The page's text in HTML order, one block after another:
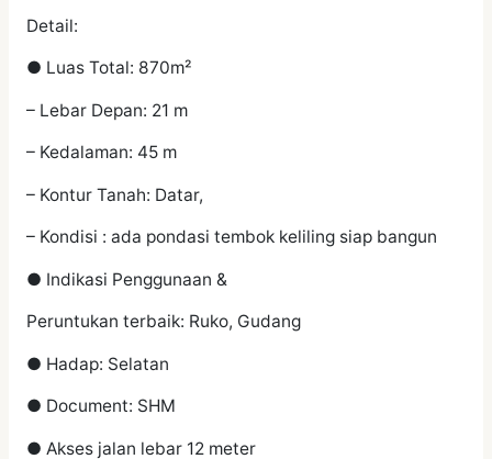
Detail:
● Luas Total: 870m²
– Lebar Depan: 21 m
– Kedalaman: 45 m
– Kontur Tanah: Datar,
– Kondisi : ada pondasi tembok keliling siap bangun
● Indikasi Penggunaan &
Peruntukan terbaik: Ruko, Gudang
● Hadap: Selatan
● Document: SHM
● Akses jalan lebar 12 meter